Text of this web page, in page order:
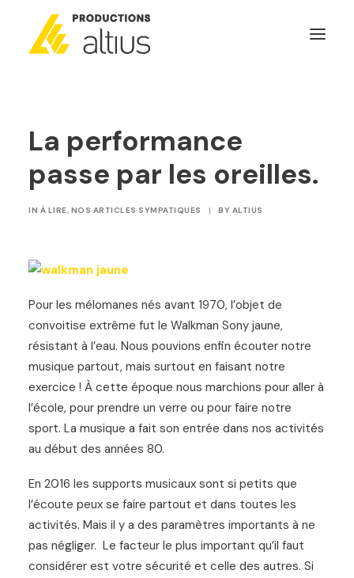
À PROPOS
NOS SERVICES
POURQUOI INVESTIR
NOUS JOINDRE
SEARCH
La performance
passe par les oreilles.
IN À LIRE, NOS ARTICLES SYMPATIQUES | BY ALTIUS
Pour les mélomanes nés avant 1970, l’objet de
convoitise extrême fut le Walkman Sony jaune,
résistant à l’eau. Nous pouvions enfin écouter notre
musique partout, mais surtout en faisant notre
exercice ! À cette époque nous marchions pour aller à
l’école, pour prendre un verre ou pour faire notre
sport. La musique a fait son entrée dans nos activités
au début des années 80.
En 2016 les supports musicaux sont si petits que
l’écoute peux se faire partout et dans toutes les
activités. Mais il y a des paramètres importants à ne
pas négliger. Le facteur le plus important qu’il faut
considérer est votre sécurité et celle des autres. Si